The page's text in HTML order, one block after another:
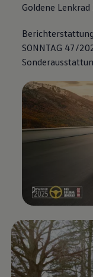
Goldene
SONNTAG 47/
2
Enable fullscreen